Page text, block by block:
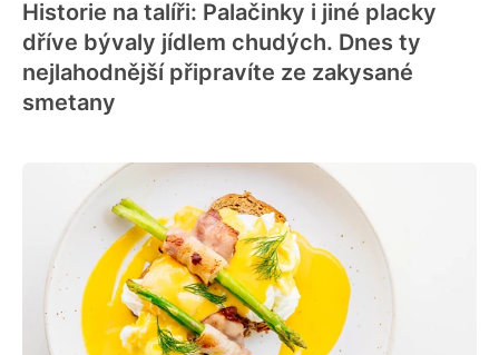
Historie na talíři: Palačinky i jiné placky
dříve bývaly jídlem chudých. Dnes ty
nejlahodnější připravíte ze zakysané
smetany